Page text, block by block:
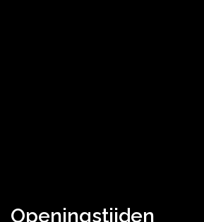
Openingstijden